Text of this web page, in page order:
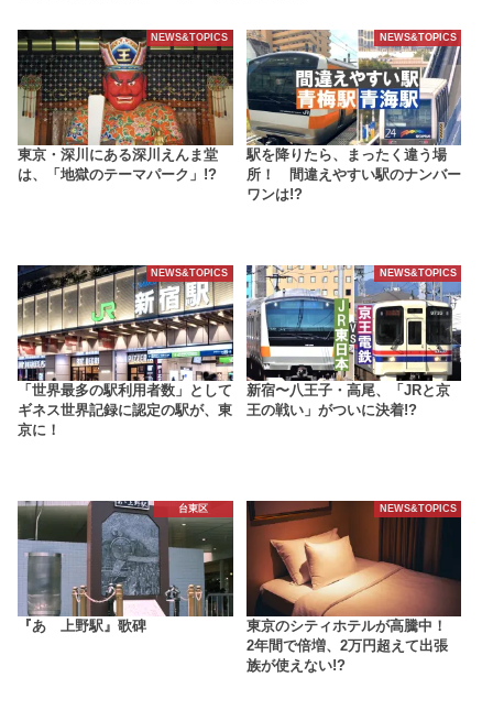
NEWS&TOPICS
東京・深川にある深川えんま堂
は、「地獄のテーマパーク」!?
NEWS&TOPICS
駅を降りたら、まったく違う場
所！ 間違えやすい駅のナンバー
ワンは!?
NEWS&TOPICS
「世界最多の駅利用者数」として
ギネス世界記録に認定の駅が、東
京に！
NEWS&TOPICS
新宿〜八王子・高尾、「JRと京
王の戦い」がついに決着!?
台東区
『あゝ上野駅』歌碑
NEWS&TOPICS
東京のシティホテルが高騰中！
2年間で倍増、2万円超えて出張
族が使えない!?